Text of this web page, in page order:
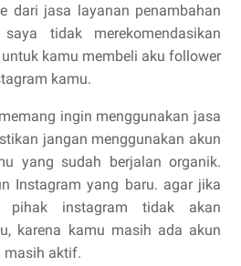
dari jasa layanan penambahan
tidak merekomendasikan
kamu membeli aku follower
kamu.
ingin menggunakan jasa
jangan menggunakan akun
yang sudah berjalan organik.
Instagram yang baru. agar jika
pihak instagram tidak akan
karena kamu masih ada akun
masih aktif.